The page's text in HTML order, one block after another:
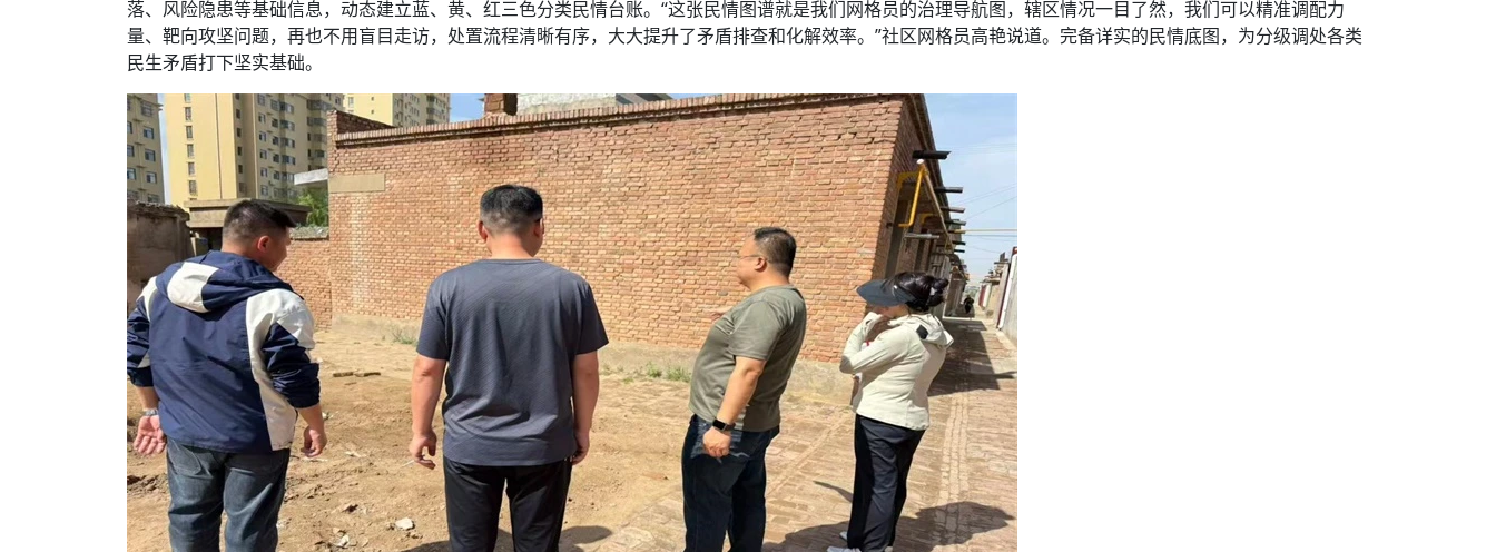
落、风险隐患等基础信息，动态建立蓝、黄、红三色分类民情台账。“这张民情图谱就是我们网格员的治理导航图，辖区情况一目了然，我们可以精准调配力
量、靶向攻坚问题，再也不用盲目走访，处置流程清晰有序，大大提升了矛盾排查和化解效率。”社区网格员高艳说道。完备详实的民情底图，为分级调处各类
民生矛盾打下坚实基础。